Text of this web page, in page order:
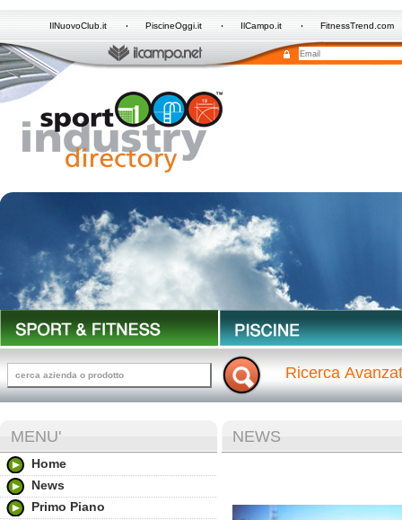
IlNuovoClub.it PiscineOggi.it IlCampo.it FitnessTrend.com
Ricerca
MENU'
Home
News
Primo Piano
NEWS